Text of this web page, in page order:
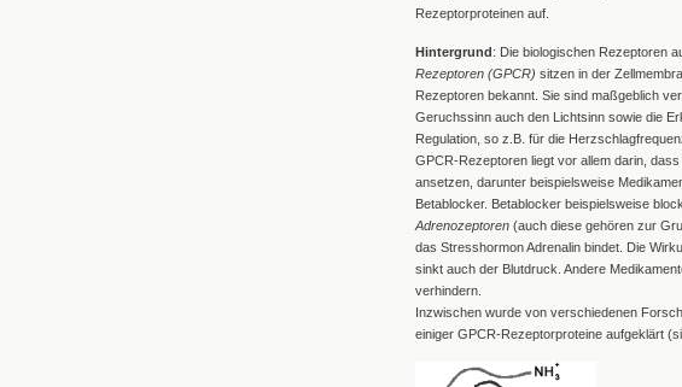
Rezeptorproteinen auf.
Hintergrund: Die biologischen Rezeptoren
Rezeptoren (GPCR) sitzen in der
Rezeptoren bekannt. Sie sind maßgeblich
Geruchssinn auch den Lichtsinn sowie die
Regulation, so z.B. für die
GPCR-Rezeptoren liegt vor allem darin,
ansetzen, darunter beispielsweise
Betablocker. Betablocker beispielsweise
Adrenozeptoren(auch diese gehören zur
das Stresshormon Adrenalin bindet. Die
sinkt auch der Blutdruck. Andere
verhindern.
Inzwischen wurde von verschiedenen
einiger GPCR-Rezeptorproteine aufgeklärt